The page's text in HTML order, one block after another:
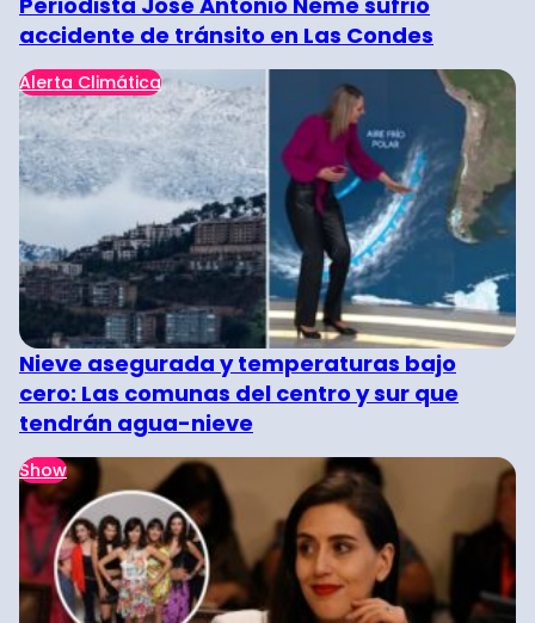
accidente de tránsito en Las Condes
Alerta Climática
Nieve asegurada y temperaturas bajo
cero: Las comunas del centro y sur que
tendrán agua-nieve
Show